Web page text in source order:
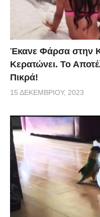
Έκανε Φάρσα στην
Κερατώνει. Το
Πικρά!
15 ΔΕΚΕΜΒΡΊΟΥ, 2023